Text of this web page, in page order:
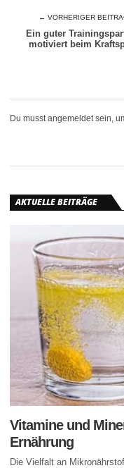
← VORHERIGER
Ein guter
motiviert beim
Du musst angemeldet sein,
AKTUELLE BEITRÄGE
Vitamine und
Ernährung
Die Vielfalt an